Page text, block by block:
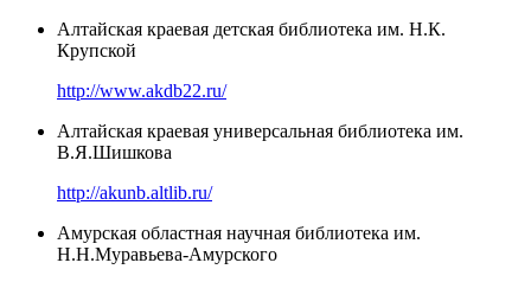
Алтайская краевая детская библиотека им. Н.К.
Крупской
http://www.akdb22.ru/
Алтайская краевая универсальная библиотека им.
В.Я.Шишкова
http://akunb.altlib.ru/
Амурская областная научная библиотека им.
Н.Н.Муравьева-Амурского